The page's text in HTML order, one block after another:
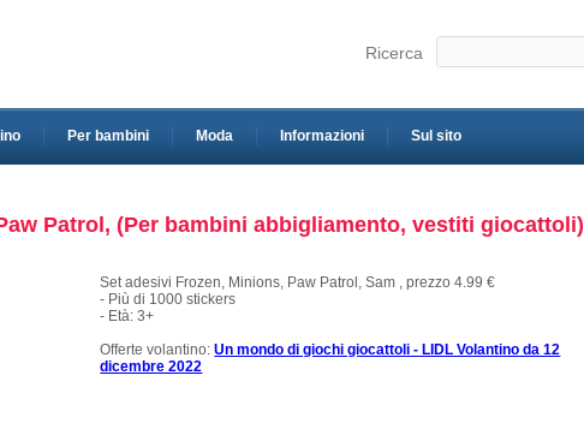
Ricerca
Per bambini Moda Informazioni Sul sito
Patrol, (Per bambini abbigliamento, vestiti giocattoli)
Set adesivi Frozen, Minions, Paw Patrol, Sam , prezzo 4.99 €
- Più di 1000 stickers
- Età: 3+
Offerte volantino:Un mondo di giochi giocattoli - LIDL Volantino da 12
dicembre 2022